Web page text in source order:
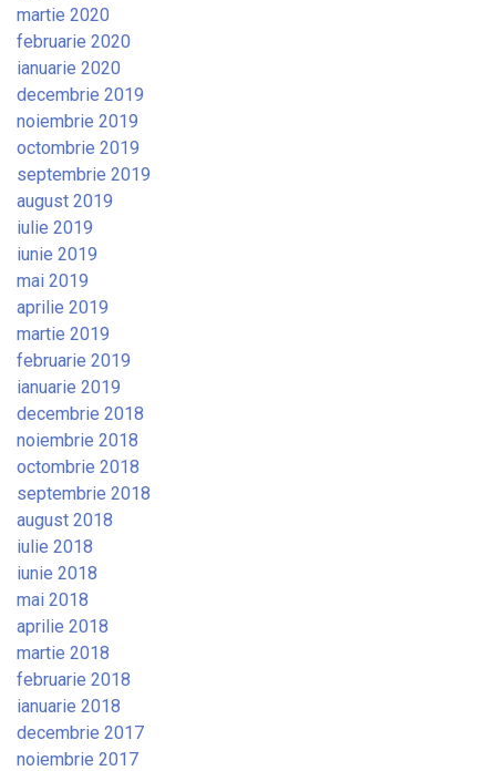
martie 2020
februarie 2020
ianuarie 2020
decembrie 2019
noiembrie 2019
octombrie 2019
septembrie 2019
august 2019
iulie 2019
iunie 2019
mai 2019
aprilie 2019
martie 2019
februarie 2019
ianuarie 2019
decembrie 2018
noiembrie 2018
octombrie 2018
septembrie 2018
august 2018
iulie 2018
iunie 2018
mai 2018
aprilie 2018
martie 2018
februarie 2018
ianuarie 2018
decembrie 2017
noiembrie 2017